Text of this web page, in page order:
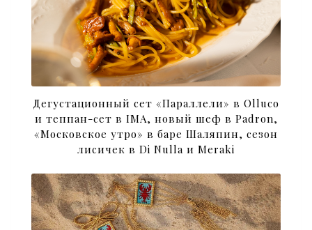
Дегустационный сет «Параллели» в Olluco
и теппан-сет в IMA, новый шеф в Padron,
«Московское утро» в баре Шаляпин, сезон
лисичек в Di Nulla и Meraki